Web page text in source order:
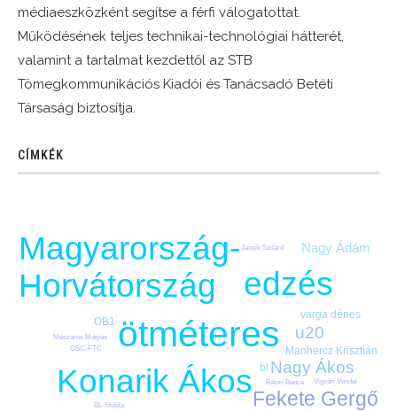
médiaeszközként segítse a férfi válogatottat.
Működésének teljes technikai-technológiai hátterét,
valamint a tartalmat kezdettől az STB
Tömegkommunikációs Kiadói és Tanácsadó Betéti
Társaság biztosítja.
CÍMKÉK
ötméteres
edzés
Konarik Ákos
Magyarország-
Horvátország
Fekete Gergő
Nagy Ákos
u20
Nagy Ádám
bl
Manhercz Krisztián
OB1
varga dénes
BL-főtábla
Bátori Bence
Jansik Szilárd
Mészáros Mátyás
OSC-FTC
Vigvári Vendel